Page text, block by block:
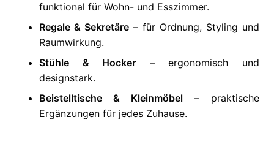
funktional für Wohn- und Esszimmer.
Regale & Sekretäre – für Ordnung, Styling und
Raumwirkung.
Stühle & Hocker – ergonomisch und
designstark.
Beistelltische & Kleinmöbel – praktische
Ergänzungen für jedes Zuhause.